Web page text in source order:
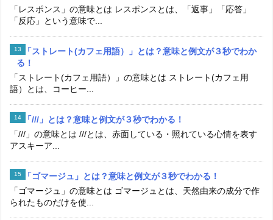
「レスポンス」の意味とは レスポンスとは、「返事」「応答」
「反応」という意味で...
「ストレート(カフェ用語）」とは？意味と例文が３秒でわか
る！
「ストレート(カフェ用語）」の意味とは ストレート(カフェ用
語）とは、コーヒー...
「///」とは？意味と例文が３秒でわかる！
「///」の意味とは ///とは、赤面している・照れている心情を表す
アスキーア...
「ゴマージュ」とは？意味と例文が３秒でわかる！
「ゴマージュ」の意味とは ゴマージュとは、天然由来の成分で作
られたものだけを使...